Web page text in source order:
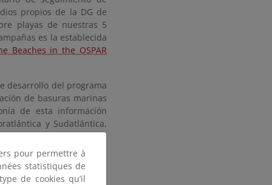
propios de la DG de
playas de nuestras 5
es la establecida
Beaches in the OSPAR
desarrollo del programa
de basuras marinas
de esta información
y Sudatlántica,
encontrados y su
pour permettre à
statistiques de
de cookies qu’il